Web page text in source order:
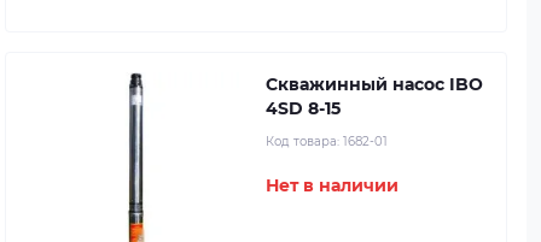
Скважинный насос IBO
4SD 8-15
Код товара: 1682-01
Нет в наличии